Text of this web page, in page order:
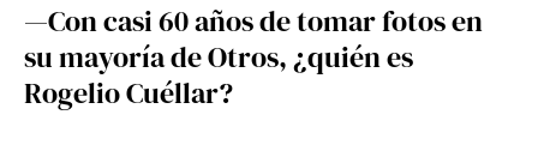
—Con casi 60 años de tomar fotos en
su mayoría de Otros, ¿quién es
Rogelio Cuéllar?